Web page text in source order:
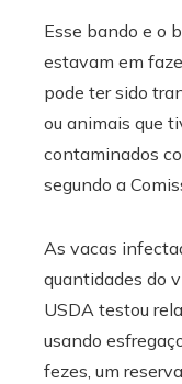
Esse bando e o
estavam em
pode ter sido
ou animais que
contaminados
segundo a
As vacas
quantidades do
USDA testou
usando
fezes, um